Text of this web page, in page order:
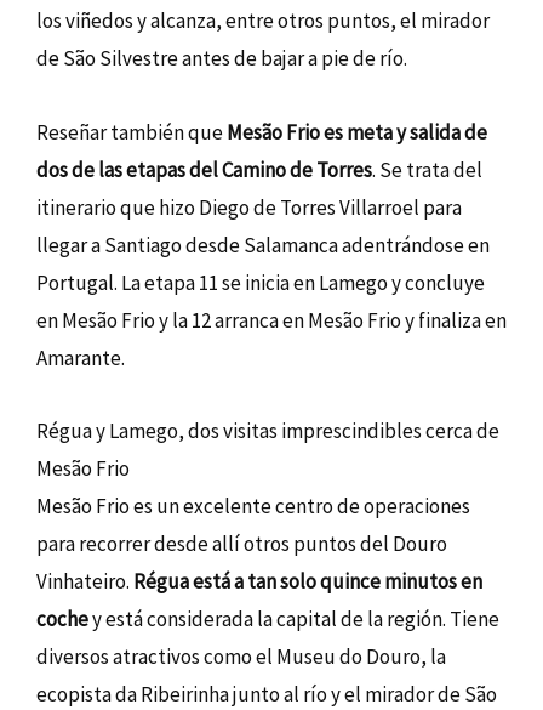
los viñedos y alcanza, entre otros puntos, el mirador
de São Silvestre antes de bajar a pie de río.
Reseñar también queMesão Frio es meta y salida de
dos de las etapas del Camino de Torres. Se trata del
itinerario que hizo Diego de Torres Villarroel para
llegar a Santiago desde Salamanca adentrándose en
Portugal. La etapa 11 se inicia en Lamego y concluye
en Mesão Frio y la 12 arranca en Mesão Frio y finaliza en
Amarante.
Régua y Lamego, dos visitas imprescindibles cerca de
Mesão Frio
Mesão Frio es un excelente centro de operaciones
para recorrer desde allí otros puntos del Douro
Vinhateiro. Régua está a tan solo quince minutos en
cochey está considerada la capital de la región. Tiene
diversos atractivos como el Museu do Douro, la
ecopista da Ribeirinha junto al río y el mirador de São